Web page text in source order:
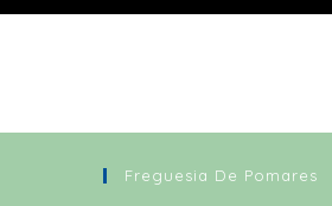
Freguesia De Pomares